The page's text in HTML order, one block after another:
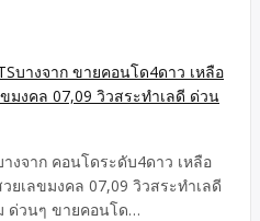
จาก คอนโดระดับ4ดาว เหลือ
ยเลขมงคล 07,09 วิวสระทำเลดี
ด่วนๆ ขายคอนโด